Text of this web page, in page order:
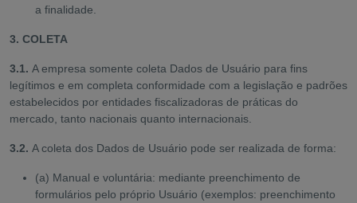
a finalidade.
3. COLETA
3.1. A empresa somente coleta Dados de Usuário para fins
legítimos e em completa conformidade com a legislação e padrões
estabelecidos por entidades fiscalizadoras de práticas do
mercado, tanto nacionais quanto internacionais.
3.2. A coleta dos Dados de Usuário pode ser realizada de forma:
(a) Manual e voluntária: mediante preenchimento de
formulários pelo próprio Usuário (exemplos: preenchimento